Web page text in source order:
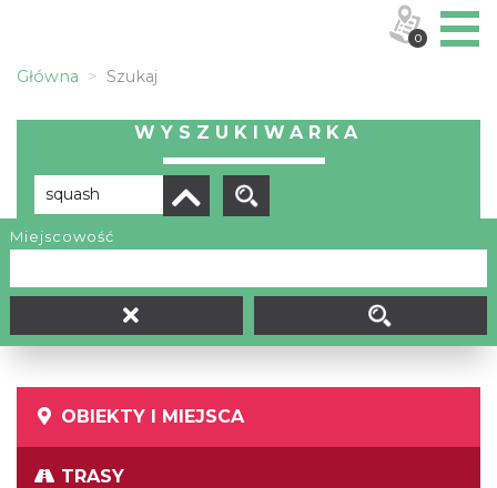
Główna Szukaj
WYSZUKIWARKA
Miejscowość
Brak wyników
OBIEKTY I MIEJSCA
TRASY
0